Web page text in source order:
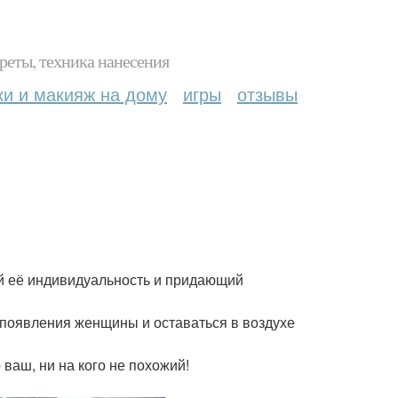
техника нанесения
и макияж на дому игры отзывы
индивидуальность и придающий
женщины и оставаться в воздухе
ни на кого не похожий!